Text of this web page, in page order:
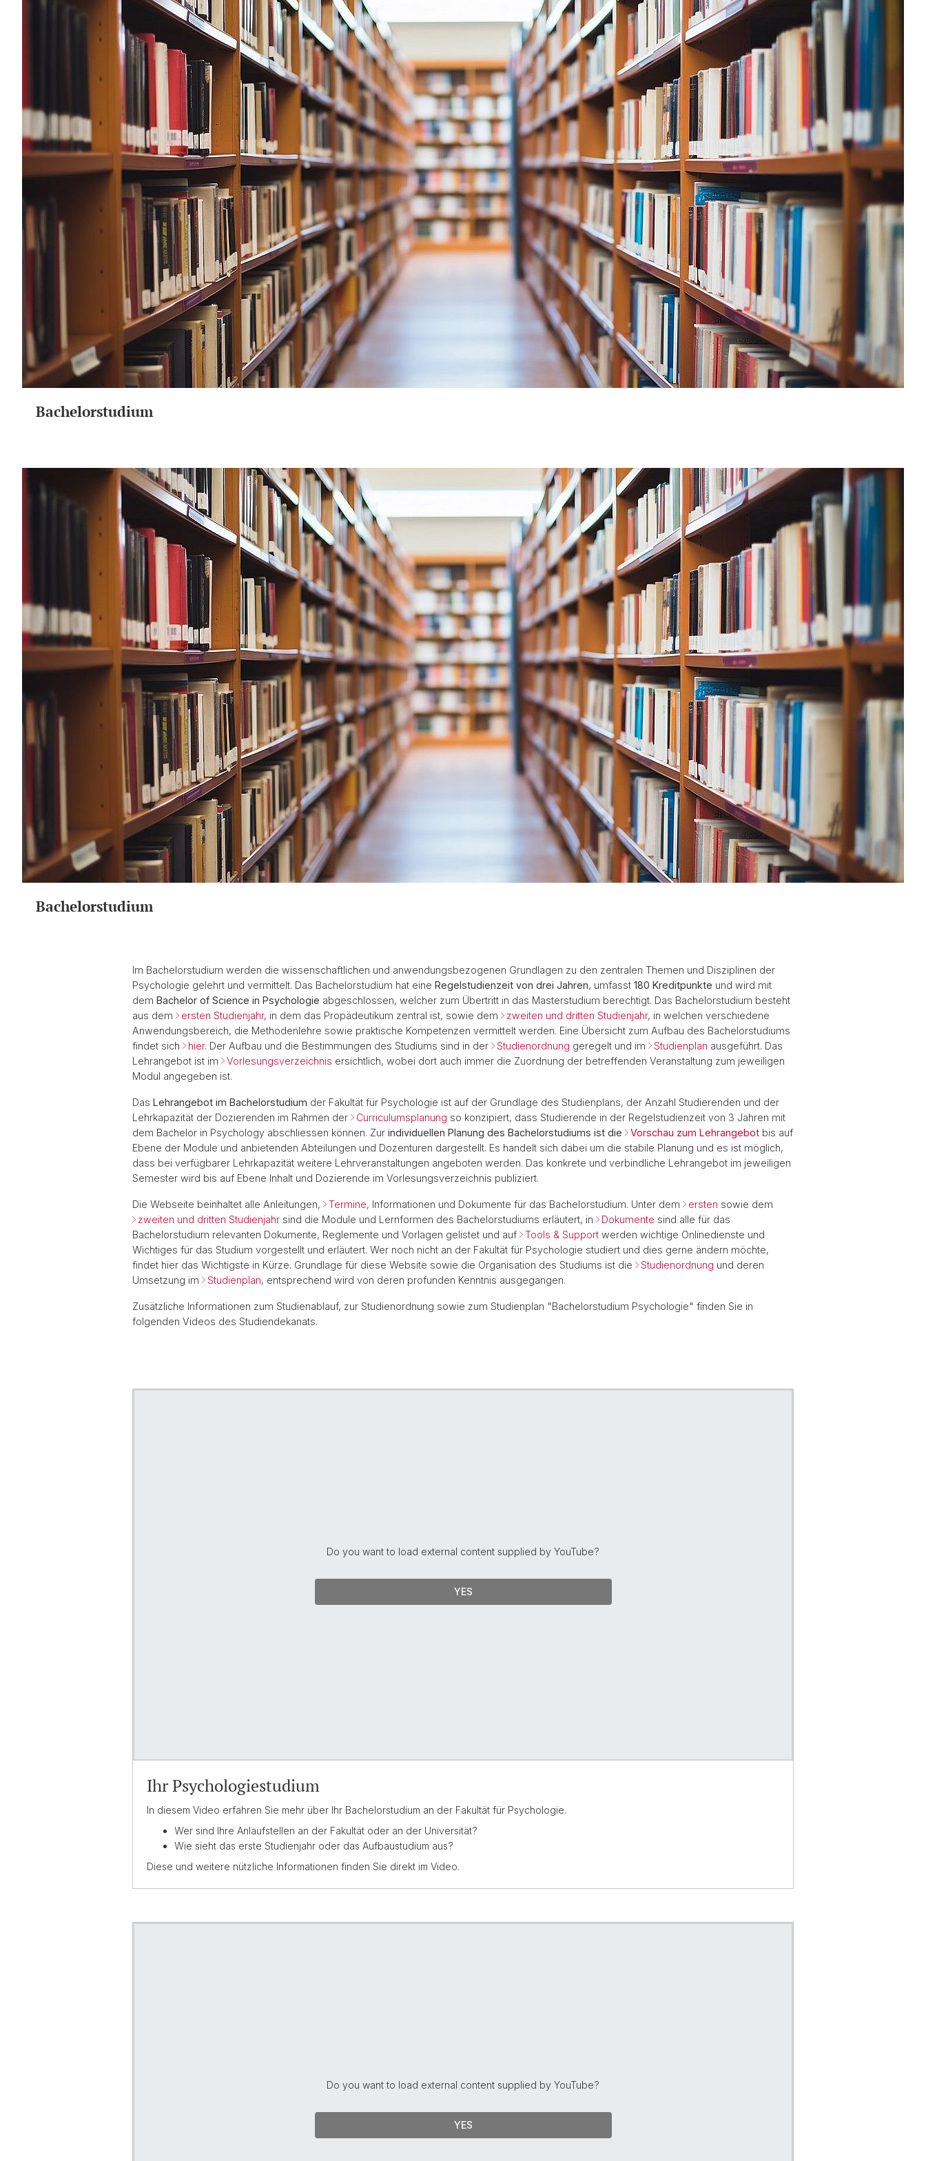
Bachelorstudium
Bachelorstudium
Im Bachelorstudium werden die wissenschaftlichen und anwendungsbezogenen Grundlagen zu den zentralen Themen und Disziplinen der
Psychologie gelehrt und vermittelt. Das Bachelorstudium hat eine Regelstudienzeit von drei Jahren, umfasst 180 Kreditpunkte und wird mit
dem Bachelor of Science in Psychologie abgeschlossen, welcher zum Übertritt in das Masterstudium berechtigt. Das Bachelorstudium besteht
aus dem
ersten Studienjahr, in dem das Propädeutikum zentral ist, sowie dem zweiten und dritten Studienjahr, in welchen verschiedene
Anwendungsbereich, die Methodenlehre sowie praktische Kompetenzen vermittelt werden. Eine Übersicht zum Aufbau des Bachelorstudiums
findet sich
hier. Der Aufbau und die Bestimmungen des Studiums sind in der Studienordnung geregelt und im Studienplan ausgeführt. Das
Lehrangebot ist im
Vorlesungsverzeichnis ersichtlich, wobei dort auch immer die Zuordnung der betreffenden Veranstaltung zum jeweiligen
Modul angegeben ist.
Das Lehrangebot im Bachelorstudium der Fakultät für Psychologie ist auf der Grundlage des Studienplans, der Anzahl Studierenden und der
Lehrkapazität der Dozierenden im Rahmen der
Curriculumsplanung so konzipiert, dass Studierende in der Regelstudienzeit von 3 Jahren mit
dem Bachelor in Psychology abschliessen können. Zur individuellen Planung des Bachelorstudiums ist die Vorschau zum Lehrangebot bis auf
Ebene der Module und anbietenden Abteilungen und Dozenturen dargestellt. Es handelt sich dabei um die stabile Planung und es ist möglich,
dass bei verfügbarer Lehrkapazität weitere Lehrveranstaltungen angeboten werden. Das konkrete und verbindliche Lehrangebot im jeweiligen
Semester wird bis auf Ebene Inhalt und Dozierende im Vorlesungsverzeichnis publiziert.
Die Webseite beinhaltet alle Anleitungen, Termine, Informationen und Dokumente für das Bachelorstudium. Unter dem ersten sowie dem
zweiten und dritten Studienjahr sind die Module und Lernformen des Bachelorstudiums erläutert, in Dokumente sind alle für das
Bachelorstudium relevanten Dokumente, Reglemente und Vorlagen gelistet und auf
Tools & Support werden wichtige Onlinedienste und
Wichtiges für das Studium vorgestellt und erläutert. Wer noch nicht an der Fakultät für Psychologie studiert und dies gerne ändern möchte,
findet hier das Wichtigste in Kürze. Grundlage für diese Website sowie die Organisation des Studiums ist die
Studienordnung und deren
Umsetzung im
Studienplan, entsprechend wird von deren profunden Kenntnis ausgegangen.
Zusätzliche Informationen zum Studienablauf, zur Studienordnung sowie zum Studienplan "Bachelorstudium Psychologie" finden Sie in
folgenden Videos des Studiendekanats.
Do you want to load external content supplied by YouTube?
YES
Ihr Psychologiestudium
In diesem Video erfahren Sie mehr über Ihr Bachelorstudium an der Fakultät für Psychologie.
Wer sind Ihre Anlaufstellen an der Fakultät oder an der Universität?
Wie sieht das erste Studienjahr oder das Aufbaustudium aus?
Diese und weitere nützliche Informationen finden Sie direkt im Video.
Do you want to load external content supplied by YouTube?
YES